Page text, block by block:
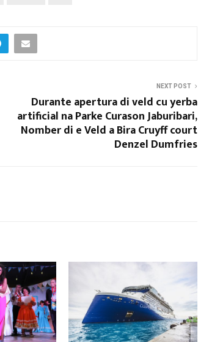
NEXT POST
Durante apertura di veld cu yerba
artificial na Parke Curason Jaburibari,
Nomber di e Veld a Bira Cruyff court
Denzel Dumfries